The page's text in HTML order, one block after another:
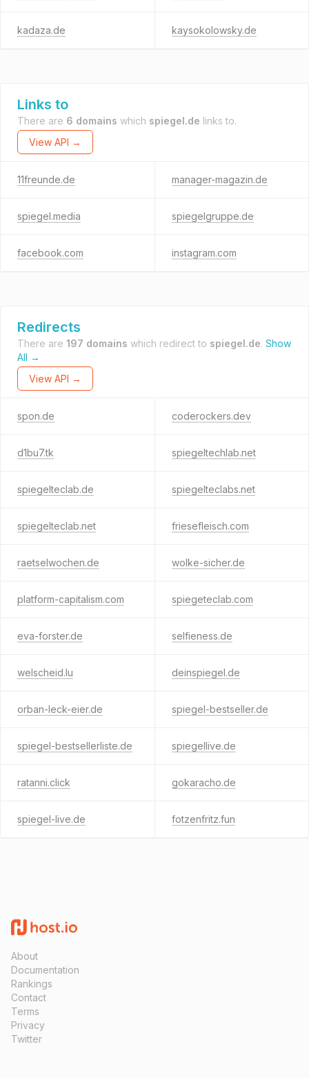
kadaza.de kaysokolowsky.de
Links to
There are 6 domains which spiegel.de links to.
View API →
11freunde.de manager-magazin.de
spiegel.media spiegelgruppe.de
facebook.com instagram.com
Redirects
There are 197 domains which redirect to spiegel.de. Show
All →
View API →
spon.de coderockers.dev
d1bu7.tk spiegeltechlab.net
spiegelteclab.de spiegelteclabs.net
spiegelteclab.net friesefleisch.com
raetselwochen.de wolke-sicher.de
platform-capitalism.com spiegeteclab.com
eva-forster.de selfieness.de
welscheid.lu deinspiegel.de
orban-leck-eier.de spiegel-bestseller.de
spiegel-bestsellerliste.de spiegellive.de
ratanni.click gokaracho.de
spiegel-live.de fotzenfritz.fun
About
Documentation
Rankings
Contact
Terms
Privacy
Twitter